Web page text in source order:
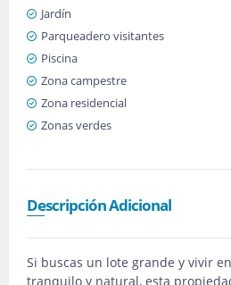
Jardín
Parqueadero visitantes
Piscina
Zona campestre
Zona residencial
Zonas verdes
Descripción Adicional
Si buscas un lote grande y vivir
tranquilo y natural, esta